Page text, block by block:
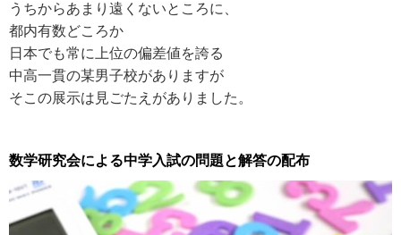
うちからあまり遠くないところに、
都内有数どころか
日本でも常に上位の偏差値を誇る
中高一貫の某男子校がありますが
そこの展示は見ごたえがありました。
数学研究会による中学入試の問題と解答の配布